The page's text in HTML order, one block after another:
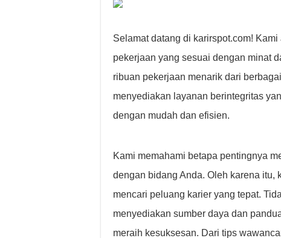
Selamat datang di karirspot.com!
pekerjaan yang sesuai dengan minat
ribuan pekerjaan menarik dari
menyediakan layanan berintegritas
dengan mudah dan efisien.
Kami memahami betapa pentingnya
dengan bidang Anda. Oleh karena itu,
mencari peluang karier yang tepat.
menyediakan sumber daya dan
meraih kesuksesan. Dari tips